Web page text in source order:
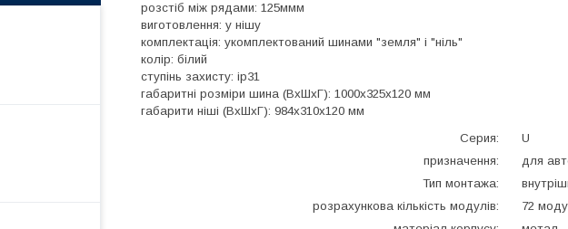
розстіб між рядами: 125ммм
виготовлення: у нішу
комплектація: укомплектований шинами "земля" і "ніль"
колір: білий
ступінь захисту: ip31
габаритні розміри шина (ВхШхГ): 1000х325х120 мм
габарити ніші (ВхШхГ): 984х310х120 мм
Серия:
U
призначення:
для
Тип монтажа:
розрахункова кількість модулів:
72